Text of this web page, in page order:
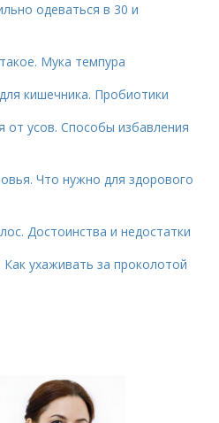
одеваться в 30 и
Мука темпура
кишечника. Пробиотики
от усов. Способы избавления
Что нужно для здорового
Достоинства и недостатки
ухаживать за проколотой